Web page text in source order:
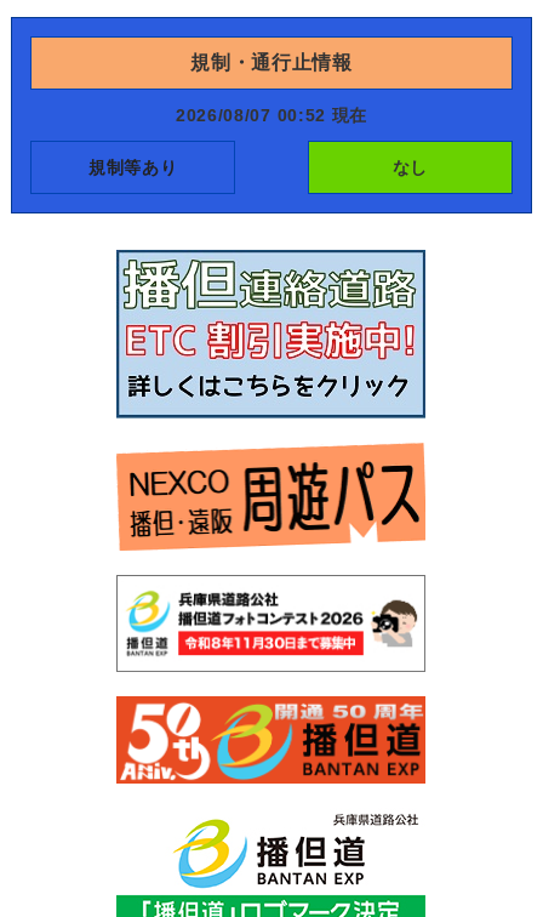
規制・通行止情報
2026/08/07 00:52 現在
規制等あり なし